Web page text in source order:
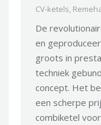
CV-ketels,
De
en
groots in
techniek
concept. Het
een scherpe
combiketel